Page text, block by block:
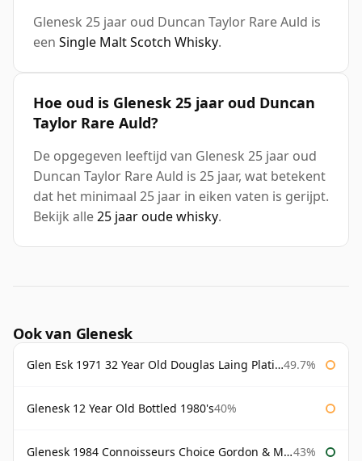
Glenesk 25 jaar oud Duncan Taylor Rare Auld is
een Single Malt Scotch Whisky.
Hoe oud is Glenesk 25 jaar oud Duncan
Taylor Rare Auld?
De opgegeven leeftijd van Glenesk 25 jaar oud
Duncan Taylor Rare Auld is 25 jaar, wat betekent
dat het minimaal 25 jaar in eiken vaten is gerijpt.
Bekijk alle25 jaar oude whisky.
Ook van Glenesk
Glen Esk 1971 32 Year Old Douglas Laing Platinum Selection 49.7%
Glenesk 12 Year Old Bottled 1980's40%
Glenesk 1984 Connoisseurs Choice Gordon & Macphail 43%